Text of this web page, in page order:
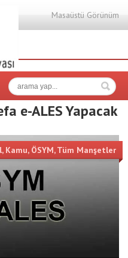
Masaüstü Görünüm
e-ALES Yapacak
, Kamu, ÖSYM,Tüm Manşetler